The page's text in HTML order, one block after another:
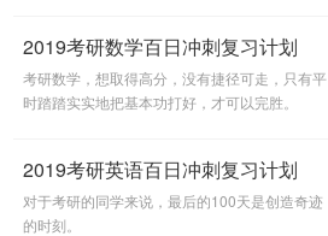
2019考研数学百日冲刺复习计划
考研数学，想取得高分，没有捷径可走，只有平
时踏踏实实地把基本功打好，才可以完胜。
2019考研英语百日冲刺复习计划
对于考研的同学来说，最后的100天是创造奇迹
的时刻。